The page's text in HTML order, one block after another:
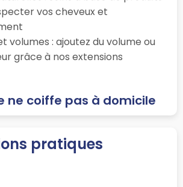
vos cheveux et
volumes : ajoutez du volume ou
grâce à nos extensions
ne coiffe pas à domicile
pratiques